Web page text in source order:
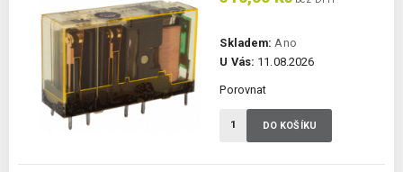
Skladem: Ano
U Vás: 11.08.2026
Porovnat
DO KOŠÍKU